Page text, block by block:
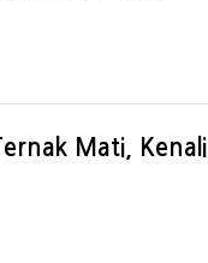
Mati, Kenali